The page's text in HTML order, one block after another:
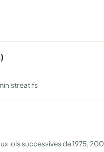
lois successives de 1975,